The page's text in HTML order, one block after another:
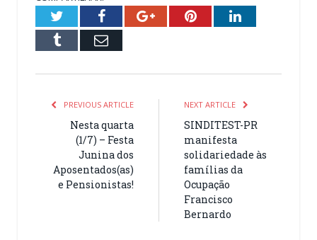
TwitterFacebookGoogle+PinterestLinkedIn
Tumblr Email
PREVIOUS ARTICLE
Nesta quarta
(1/7) – Festa
Junina dos
Aposentados(as)
e Pensionistas!
NEXT ARTICLE
SINDITEST-PR
manifesta
solidariedade às
famílias da
Ocupação
Francisco
Bernardo